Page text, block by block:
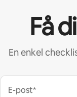
Få
En enkel
E-post*